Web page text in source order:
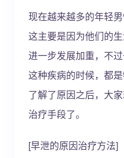
现在越来越多的年轻
这主要是因为他们的
进一步发展加重，不
这种疾病的时候，都
了解了原因之后，大
治疗手段了。
[早泄的原因治疗方法]